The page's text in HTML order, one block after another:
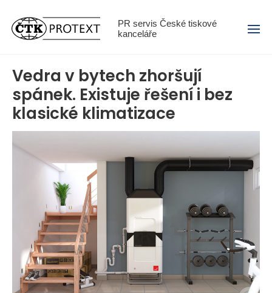
PR servis České tiskové
kanceláře
Menu
Vedra v bytech zhoršují
spánek. Existuje řešení i bez
klasické klimatizace